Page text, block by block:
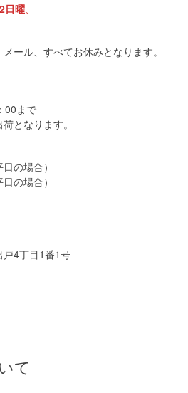
日曜
ール、すべてお休みとなります。
00まで
となります。
の場合）
の場合）
戸4丁目1番1号
て